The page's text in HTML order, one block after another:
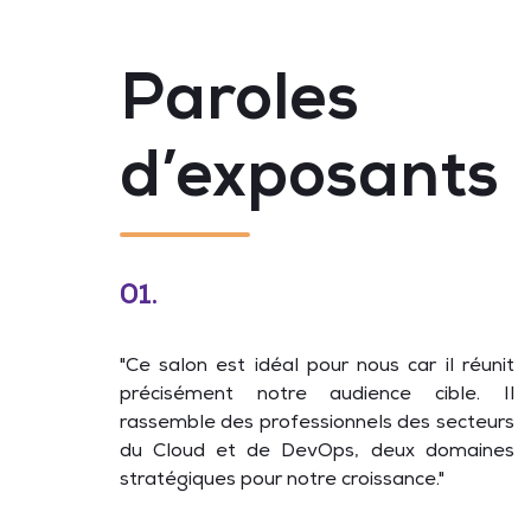
Paroles
d’exposants
01.
"Ce salon est idéal pour nous car il réunit
précisément notre audience cible. Il
rassemble des professionnels des secteurs
du Cloud et de DevOps, deux domaines
stratégiques pour notre croissance."